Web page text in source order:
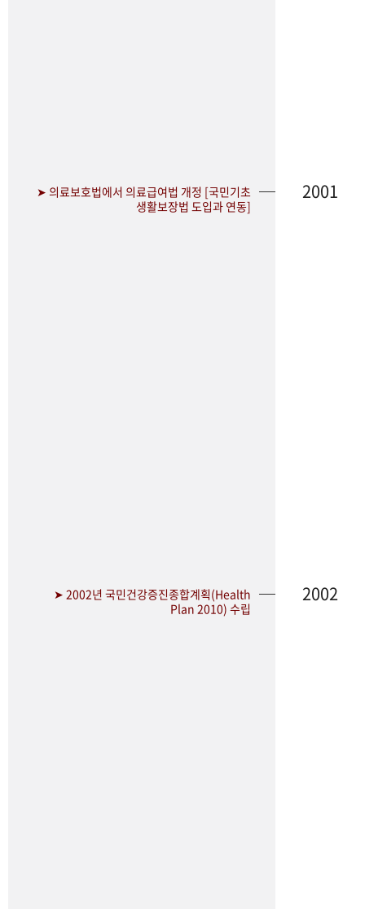
➤ 의료보호법에서 의료급여법 개정 [국민기초
생활보장법 도입과 연동]
2001
➤ 2002년 국민건강증진종합계획(Health
Plan 2010) 수립
2002